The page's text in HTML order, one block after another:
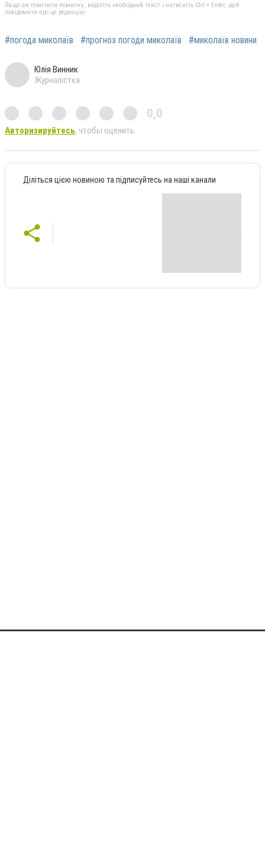
Якщо ви помітили помилку, виділіть необхідний текст і натисніть Ctrl + Enter, щоб
повідомити про це редакцію
#погода миколаїв #прогноз погоди миколаїв #миколаїв новини
Юлія Винник
Журналістка
0,0
Авторизируйтесь, чтобы оценить
Діліться цією новиною та підписуйтесь на наші канали